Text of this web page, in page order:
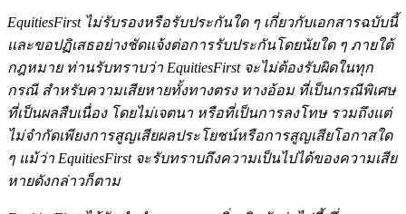
EquitiesFirst ไม่รับรองหรือรับประกันใด ๆ เกี่ยวกับเอกสารฉบับนี้
และขอปฏิเสธอย่างชัดแจ้งต่อการรับประกันโดยนัยใด ๆ ภายใต้
กฎหมาย ท่านรับทราบว่า EquitiesFirst จะไม่ต้องรับผิดในทุก
กรณี สำหรับความเสียหายทั้งทางตรง ทางอ้อม ที่เป็นกรณีพิเศษ
ที่เป็นผลสืบเนื่อง โดยไม่เจตนา หรือที่เป็นการลงโทษ รวมถึงแต่
ไม่จำกัดเพียงการสูญเสียผลประโยชน์หรือการสูญเสียโอกาสใด
ๆ แม้ว่า EquitiesFirst จะรับทราบถึงความเป็นไปได้ของความเสีย
หายดังกล่าวก็ตาม